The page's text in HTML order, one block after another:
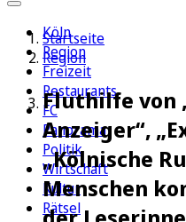
Köln
Region
Freizeit
Restaurants
FC
Panorama
Politik
Wirtschaft
Kultur
Rätsel
Startseite
Region
Fluthilfe von
Anzeiger“,
„Kölnische
Menschen